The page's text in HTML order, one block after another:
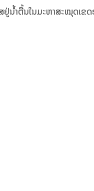
ຢູ່ນ້ຳຕື້ນໃນມະຫາສະໝຸດເຂ